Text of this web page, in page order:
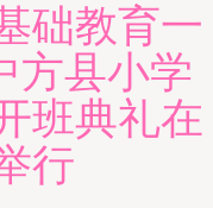
础教育一
方县小学
班典礼在
行